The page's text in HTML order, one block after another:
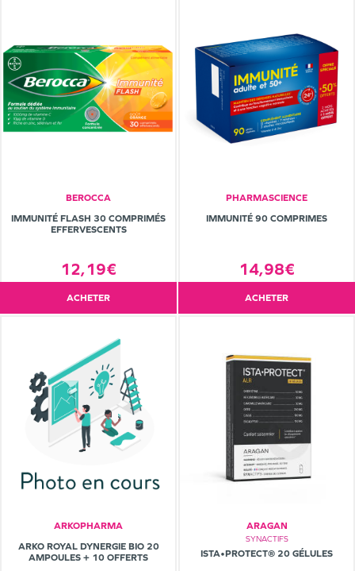
BEROCCA
IMMUNITÉ FLASH 30 COMPRIMÉS
EFFERVESCENTS
12,19€
ACHETER
PHARMASCIENCE
IMMUNITÉ 90 COMPRIMES
14,98€
ACHETER
ARKOPHARMA
ARKO ROYAL DYNERGIE BIO 20
AMPOULES + 10 OFFERTS
ARAGAN
SYNACTIFS
ISTA•PROTECT® 20 GÉLULES